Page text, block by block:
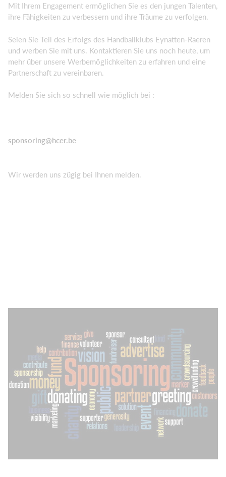
Mit Ihrem Engagement ermöglichen Sie es den jungen Talenten,
ihre Fähigkeiten zu verbessern und ihre Träume zu verfolgen.
Seien Sie Teil des Erfolgs des Handballklubs Eynatten-Raeren
und werben Sie mit uns. Kontaktieren Sie uns noch heute, um
mehr über unsere Werbemöglichkeiten zu erfahren und eine
Partnerschaft zu vereinbaren.
Melden Sie sich so schnell wie möglich bei :
sponsoring@hcer.be
Wir werden uns zügig bei Ihnen melden.